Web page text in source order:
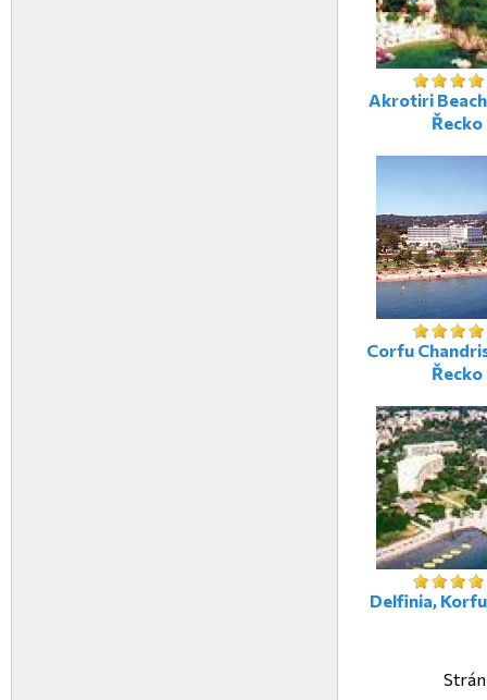
Akrotiri
Řecko
Corfu
Řecko
Delfinia,